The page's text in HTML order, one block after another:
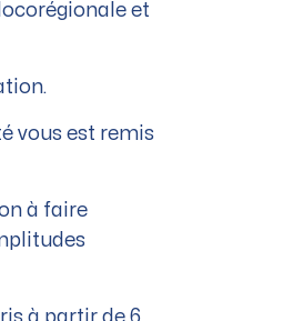
et
vous est remis
à faire
à partir de 6